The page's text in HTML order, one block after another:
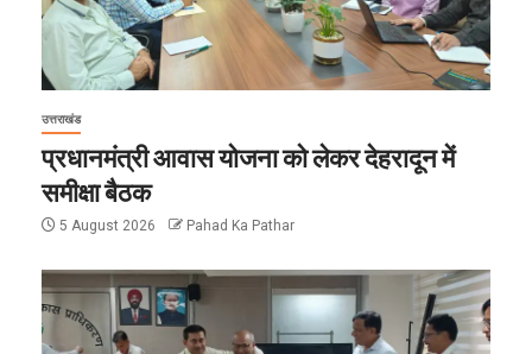
उत्तराखंड
प्रधानमंत्री आवास योजना को लेकर देहरादून में
समीक्षा बैठक
5 August 2026 Pahad Ka Pathar